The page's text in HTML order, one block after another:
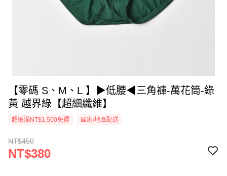
【零碼 S、M、L 】▶低腰◀三角褲-萬花筒-綠
黃 越界綠【超細纖維】
超取滿NT$1,500免運 國家/地區配送
NT$450
NT$380